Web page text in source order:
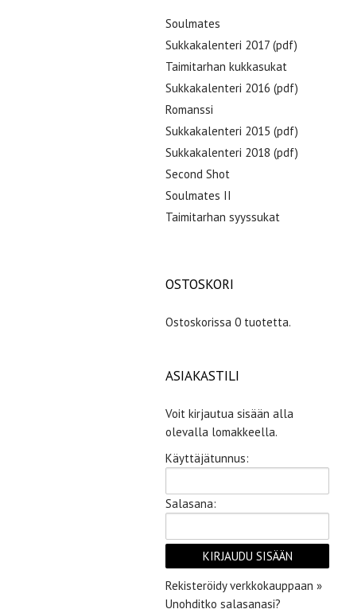
Soulmates
Sukkakalenteri 2017 (pdf)
Taimitarhan kukkasukat
Sukkakalenteri 2016 (pdf)
Romanssi
Sukkakalenteri 2015 (pdf)
Sukkakalenteri 2018 (pdf)
Second Shot
Soulmates II
Taimitarhan syyssukat
OSTOSKORI
Ostoskorissa 0 tuotetta.
ASIAKASTILI
Voit kirjautua sisään alla
olevalla lomakkeella.
Käyttäjätunnus:
Salasana:
Rekisteröidy verkkokauppaan »
Unohditko salasanasi?